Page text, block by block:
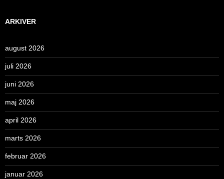
ARKIVER
august 2026
juli 2026
juni 2026
maj 2026
april 2026
marts 2026
februar 2026
januar 2026